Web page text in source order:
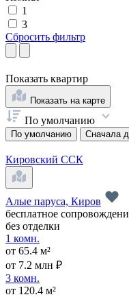
1
3
Сбросить фильтр
Показать квартир
Показать на карте
По умолчанию
По умолчанию Сначала
Кировский ССК
Алые паруса, Киров
бесплатное
без отделки
1 комн.
от 65.4 м²
от 7.2 млн ₽
3 комн.
от 120.4 м²